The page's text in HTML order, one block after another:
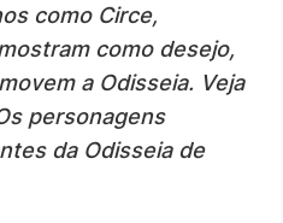
como Circe,
como desejo,
a Odisseia. Veja
personagens
da Odisseia de